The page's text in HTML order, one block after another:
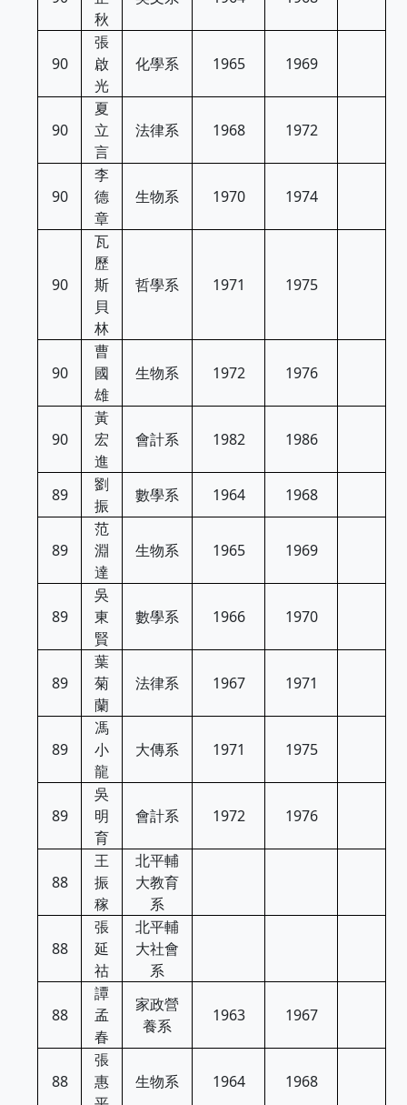
秋
90
張
啟
光
化學系 1965 1969
90
夏
立
言
法律系 1968 1972
90
李
德
章
生物系 1970 1974
90
瓦
歷
斯
貝
林
哲學系 1971 1975
90
曹
國
雄
生物系 1972 1976
90
黃
宏
進
會計系 1982 1986
89
劉
振
數學系 1964 1968
89
范
淵
達
生物系 1965 1969
89
吳
東
賢
數學系 1966 1970
89
葉
菊
蘭
法律系 1967 1971
89
馮
小
龍
大傳系 1971 1975
89
吳
明
育
會計系 1972 1976
88
王
振
稼
北平輔
大教育
系
88
張
延
祜
北平輔
大社會
系
88
譚
孟
春
家政營
養系
1963 1967
88
張
惠
生物系 1964 1968